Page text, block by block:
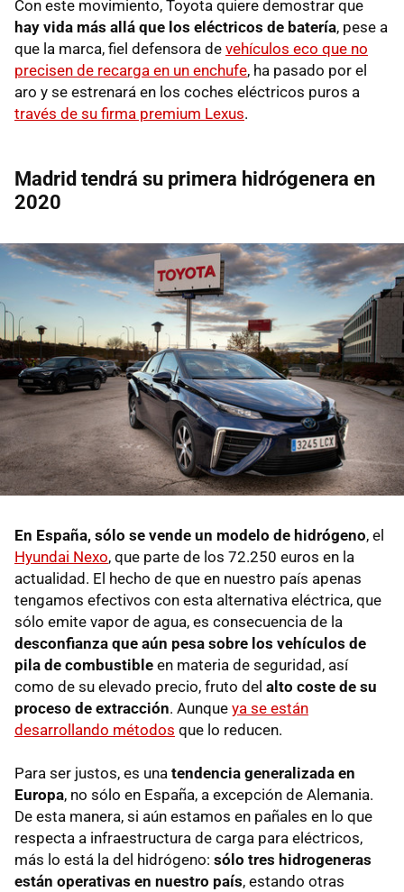
Con este movimiento, Toyota quiere demostrar que
hay vida más allá que los eléctricos de batería, pese a
que la marca, fiel defensora de vehículos eco que no
precisen de recarga en un enchufe, ha pasado por el
aro y se estrenará en los coches eléctricos puros a
través de su firma premium Lexus.
Madrid tendrá su primera hidrógenera en
2020
En España, sólo se vende un modelo de hidrógeno, el
Hyundai Nexo, que parte de los 72.250 euros en la
actualidad. El hecho de que en nuestro país apenas
tengamos efectivos con esta alternativa eléctrica, que
sólo emite vapor de agua, es consecuencia de la
desconfianza que aún pesa sobre los vehículos de
pila de combustible en materia de seguridad, así
como de su elevado precio, fruto del alto coste de su
proceso de extracción. Aunque ya se están
desarrollando métodos que lo reducen.
Para ser justos, es una tendencia generalizada en
Europa, no sólo en España, a excepción de Alemania.
De esta manera, si aún estamos en pañales en lo que
respecta a infraestructura de carga para eléctricos,
más lo está la del hidrógeno: sólo tres hidrogeneras
están operativas en nuestro país, estando otras